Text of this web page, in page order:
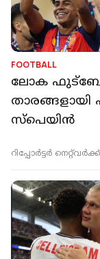
FOOTBALL
ലോക
താരങ്ങളായി
സ്‌പെയിന്‍
റിപ്പോർട്ടർ നെറ്റ്‌വര്‍ക്ക്‌